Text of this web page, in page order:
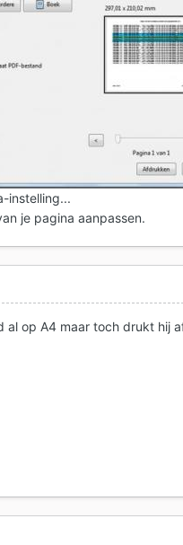
instelling...
je pagina aanpassen.
al op A4 maar toch drukt hij